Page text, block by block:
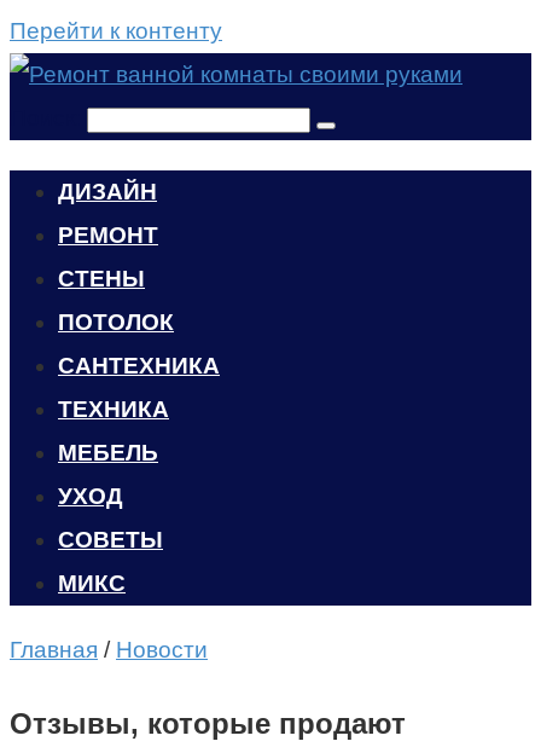
Перейти к контенту
ДИЗАЙН
РЕМОНТ
СТЕНЫ
ПОТОЛОК
САНТЕХНИКА
ТЕХНИКА
МЕБЕЛЬ
УХОД
CОВЕТЫ
МИКС
Главная / Новости
Отзывы, которые продают